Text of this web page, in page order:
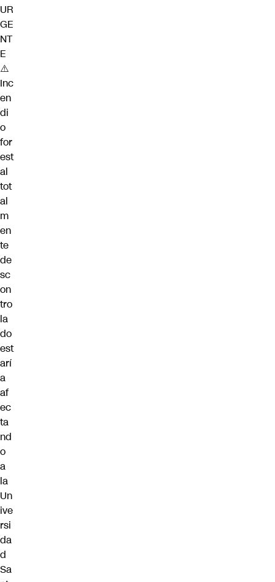
UR
GE
NT
E
⚠️
Inc
en
di
o
for
est
al
tot
al
m
en
te
de
sc
on
tro
la
do
est
arí
a
af
ec
ta
nd
o
a
la
Un
ive
rsi
da
d
Sa